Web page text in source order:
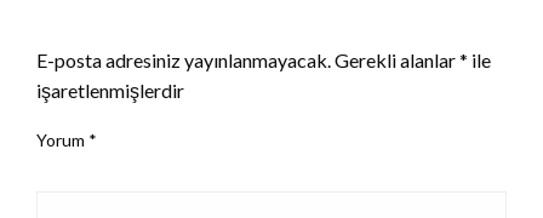
E-posta adresiniz yayınlanmayacak.Gerekli alanlar* ile
işaretlenmişlerdir
Yorum *